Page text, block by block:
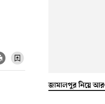
জামালপুর নিয়ে